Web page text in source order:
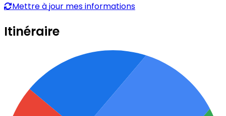
Mettre à jour mes informations
Itinéraire